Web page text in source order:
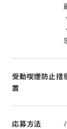
受動喫煙防止措
置
応募方法